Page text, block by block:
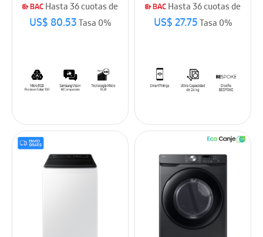
Hasta 36 cuotas de
US$ 80.53Tasa 0%
Hasta 36 cuotas de
US$ 27.75Tasa 0%